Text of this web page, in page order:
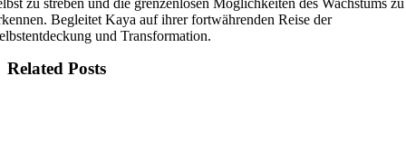
Begleitet Kaya auf ihrer fortwährenden Reise der
und Transformation.
Related Posts